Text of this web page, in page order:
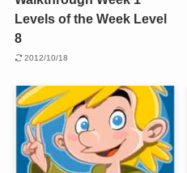
Levels of the Week Level
8
2012/10/18